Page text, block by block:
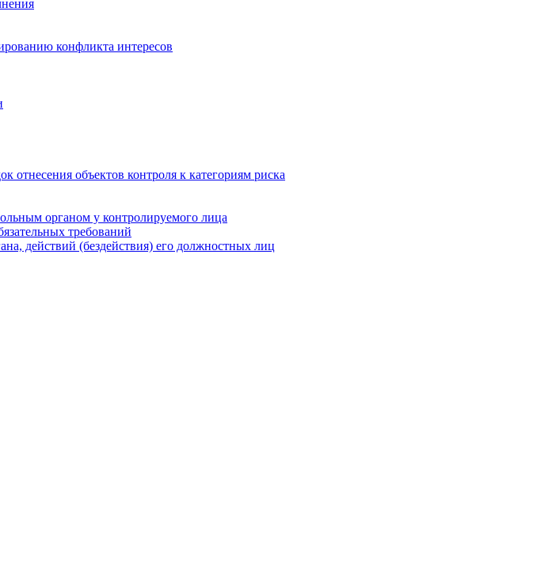
конфликта интересов
отнесения объектов контроля к категориям риска
органом у контролируемого лица
требований
действий (бездействия) его должностных лиц